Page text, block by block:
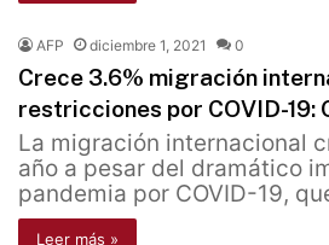
AFP diciembre 1, 2021 0
Crece 3.6% migración
restricciones por COVID-19:
La migración internacional
año a pesar del dramático
pandemia por COVID-19,
Leer más »